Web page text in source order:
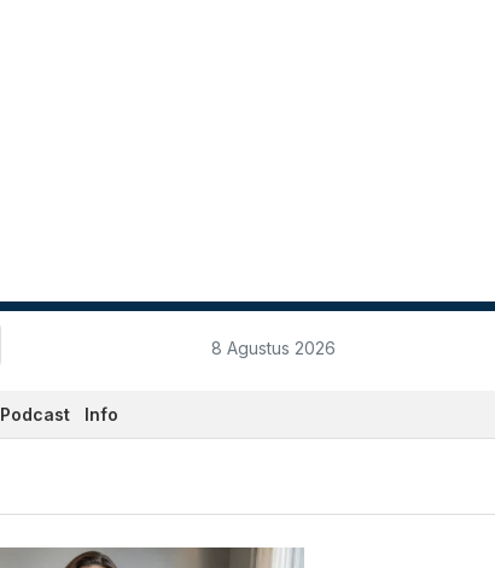
8 Agustus 2026
Podcast Info